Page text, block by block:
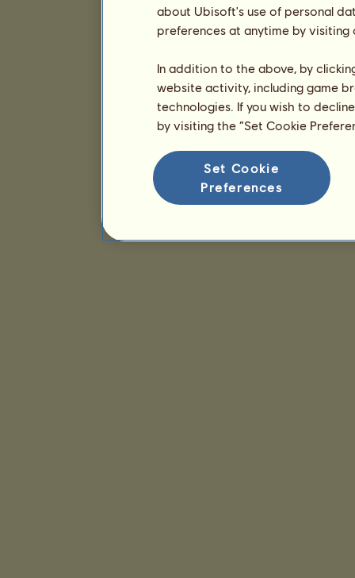
about Ubisoft's use of personal
preferences at anytime by
In addition to the above, by
website activity, including game
technologies. If you wish to
by visiting the “Set Cookie
Set Cookie
Preferences